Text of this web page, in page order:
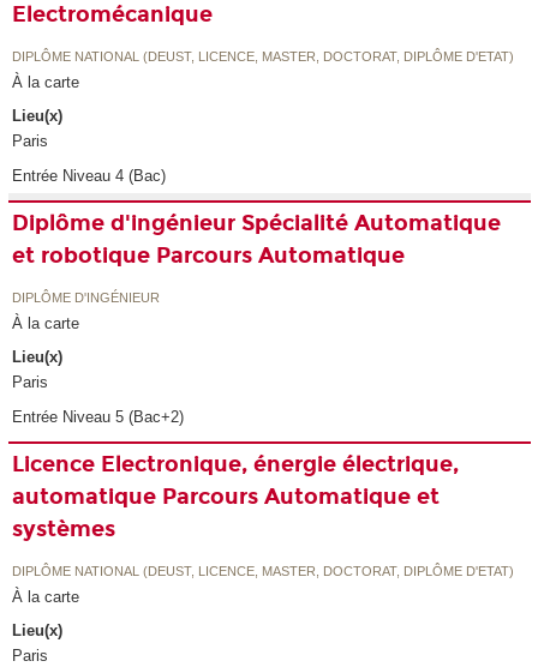
Electromécanique
DIPLÔME NATIONAL (DEUST, LICENCE, MASTER, DOCTORAT, DIPLÔME D'ETAT)
À la carte
Lieu(x)
Paris
Entrée Niveau 4 (Bac)
Diplôme d'ingénieur Spécialité Automatique
et robotique Parcours Automatique
DIPLÔME D'INGÉNIEUR
À la carte
Lieu(x)
Paris
Entrée Niveau 5 (Bac+2)
Licence Electronique, énergie électrique,
automatique Parcours Automatique et
systèmes
DIPLÔME NATIONAL (DEUST, LICENCE, MASTER, DOCTORAT, DIPLÔME D'ETAT)
À la carte
Lieu(x)
Paris